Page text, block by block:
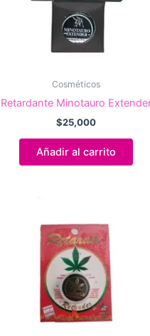
Cosméticos
Retardante Minotauro
$25,000
Añadir al carrito